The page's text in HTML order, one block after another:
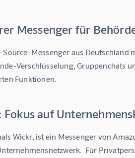
Messenger für
Source-Messenger aus Deutschland
Verschlüsselung, Gruppenchats
Funktionen.
Fokus auf
Wickr, ist ein Messenger von
Für